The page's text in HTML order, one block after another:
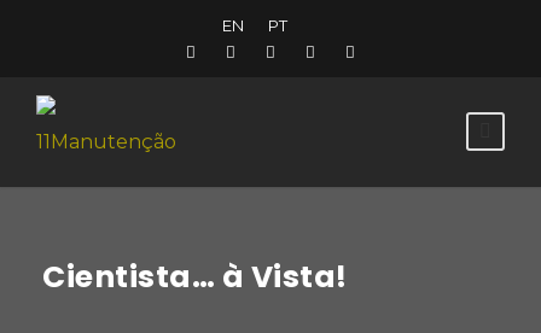
EN PT
Cientista… à Vista!